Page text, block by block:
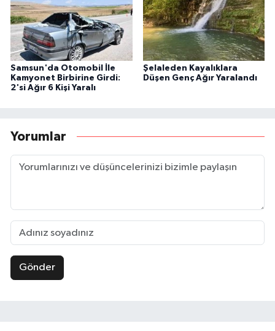
Samsun'da Otomobil İle
Kamyonet Birbirine Girdi:
2'si Ağır 6 Kişi Yaralı
Şelaleden Kayalıklara
Düşen Genç Ağır Yaralandı
Yorumlar
Gönder